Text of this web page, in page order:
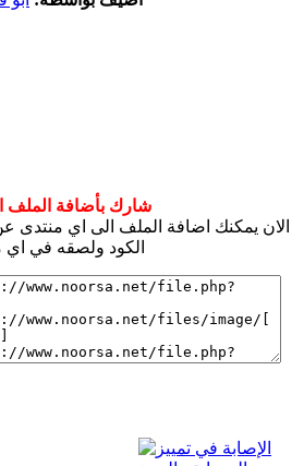
شارك بأضافة الملف
الان يمكنك اضافة الملف الى اي
الكود ولصقه في اي